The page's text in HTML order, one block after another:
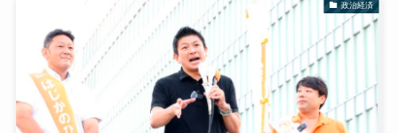
政治経済